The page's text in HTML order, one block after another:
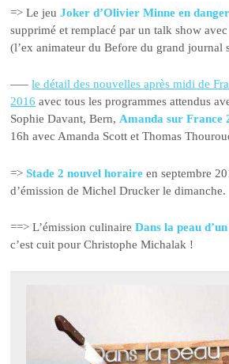
=> Le jeuJoker d’Olivier Minne en danger
supprimé et remplacé par un talk show
(l’ex animateur du Before du grand journal
—–le détail des nouvelles après midi de
2016 avec tous les programmes attendus
Sophie Davant, Bern,Amanda sur France
16h avec Amanda Scott et Thomas
=>Stade 2 nouvel horaire en septembre
d’émission de Michel Drucker le dimanche.
==> L’émission culinaireDans la peau
c’est cuit pour Christophe Michalak !